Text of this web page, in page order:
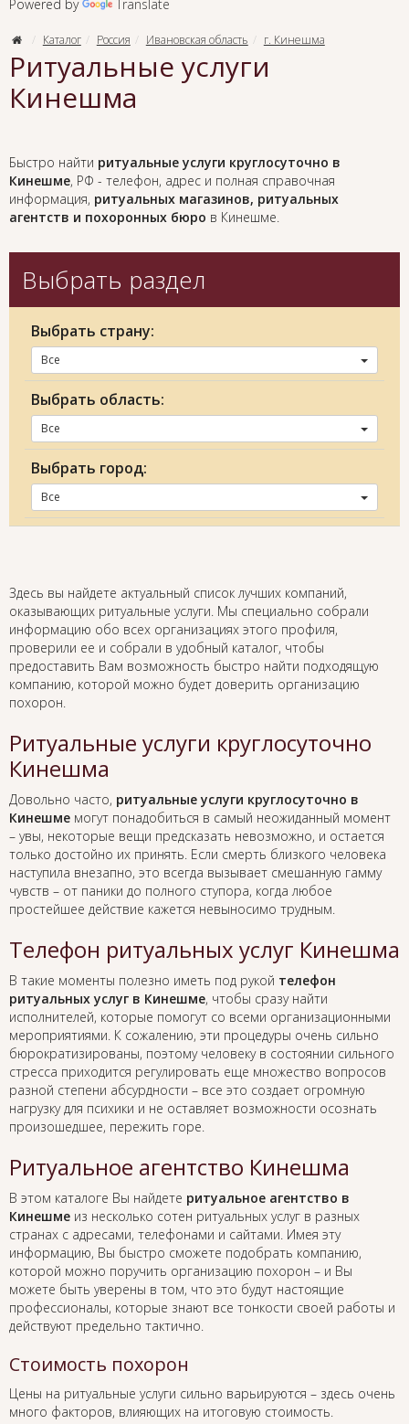
Powered by Translate
Каталог Россия Ивановская область г. Кинешма
Ритуальные услуги
Кинешма
Быстро найти ритуальные услуги круглосуточно в
Кинешме, РФ - телефон, адрес и полная справочная
информация, ритуальных магазинов, ритуальных
агентств и похоронных бюро в Кинешме.
Выбрать раздел
Выбрать страну:
Все
Выбрать область:
Все
Выбрать город:
Все
Здесь вы найдете актуальный список лучших компаний,
оказывающих ритуальные услуги. Мы специально собрали
информацию обо всех организациях этого профиля,
проверили ее и собрали в удобный каталог, чтобы
предоставить Вам возможность быстро найти подходящую
компанию, которой можно будет доверить организацию
похорон.
Ритуальные услуги круглосуточно
Кинешма
Довольно часто, ритуальные услуги круглосуточно в
Кинешме могут понадобиться в самый неожиданный момент
– увы, некоторые вещи предсказать невозможно, и остается
только достойно их принять. Если смерть близкого человека
наступила внезапно, это всегда вызывает смешанную гамму
чувств – от паники до полного ступора, когда любое
простейшее действие кажется невыносимо трудным.
Телефон ритуальных услуг Кинешма
В такие моменты полезно иметь под рукой телефон
ритуальных услуг в Кинешме, чтобы сразу найти
исполнителей, которые помогут со всеми организационными
мероприятиями. К сожалению, эти процедуры очень сильно
бюрократизированы, поэтому человеку в состоянии сильного
стресса приходится регулировать еще множество вопросов
разной степени абсурдности – все это создает огромную
нагрузку для психики и не оставляет возможности осознать
произошедшее, пережить горе.
Ритуальное агентство Кинешма
В этом каталоге Вы найдете ритуальное агентство в
Кинешме из несколько сотен ритуальных услуг в разных
странах с адресами, телефонами и сайтами. Имея эту
информацию, Вы быстро сможете подобрать компанию,
которой можно поручить организацию похорон – и Вы
можете быть уверены в том, что это будут настоящие
профессионалы, которые знают все тонкости своей работы и
действуют предельно тактично.
Стоимость похорон
Цены на ритуальные услуги сильно варьируются – здесь очень
много факторов, влияющих на итоговую стоимость.